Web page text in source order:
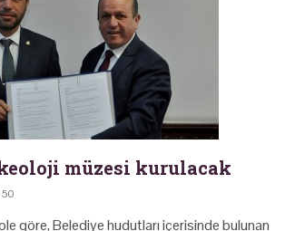
müzesi kurulacak
göre, Belediye hudutları içerisinde bulunan